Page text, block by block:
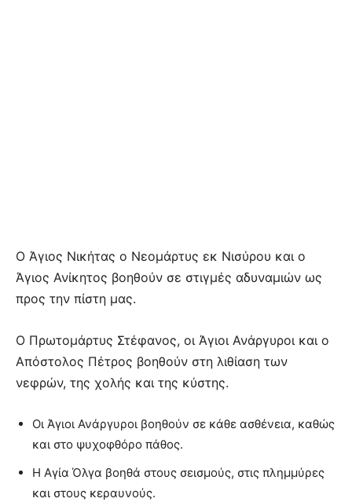
Ο Άγιος Νικήτας ο Νεομάρτυς εκ Νισύρου και ο
Άγιος Ανίκητος βοηθούν σε στιγμές αδυναμιών ως
προς την πίστη μας.
Ο Πρωτομάρτυς Στέφανος, οι Άγιοι Ανάργυροι και ο
Απόστολος Πέτρος βοηθούν στη λιθίαση των
νεφρών, της χολής και της κύστης.
Οι Άγιοι Ανάργυροι βοηθούν σε κάθε ασθένεια, καθώς
και στο ψυχοφθόρο πάθος.
Η Αγία Όλγα βοηθά στους σεισμούς, στις πλημμύρες
και στους κεραυνούς.